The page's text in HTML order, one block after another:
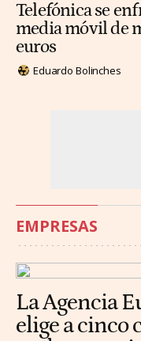
Telefónica se
media móvil de
euros
Eduardo Bolinches
EMPRESAS
La Agencia
elige a cinco